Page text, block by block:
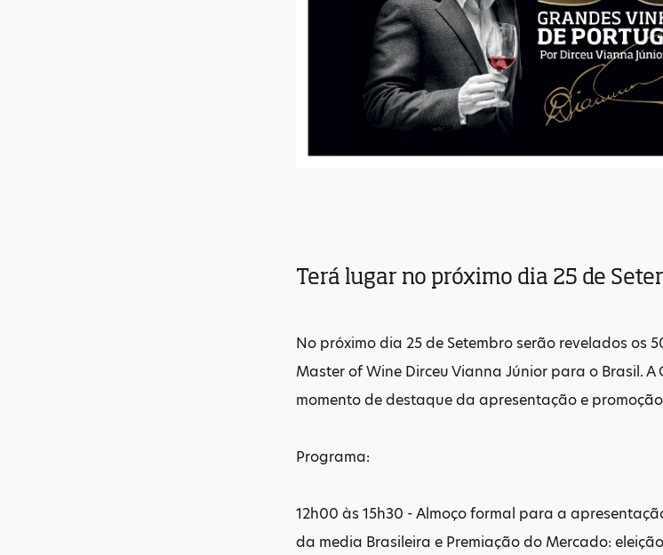
Terá lugar no próximo dia 25 de
No próximo dia 25 de Setembro serão revelados os
Master of Wine Dirceu Vianna Júnior para o Brasil.
momento de destaque da apresentação e
Programa:
12h00 às 15h30 - Almoço formal para a
da media Brasileira e Premiação do Mercado: